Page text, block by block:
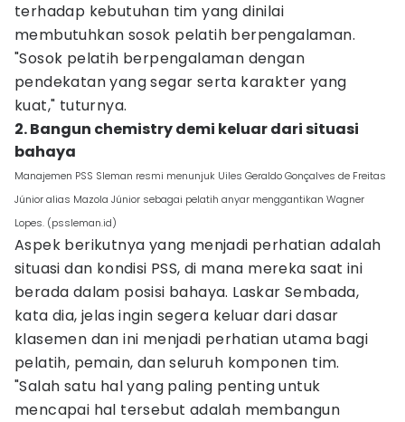
terhadap kebutuhan tim yang dinilai
membutuhkan sosok pelatih berpengalaman.
"Sosok pelatih berpengalaman dengan
pendekatan yang segar serta karakter yang
kuat," tuturnya.
2. Bangun chemistry demi keluar dari situasi
bahaya
Manajemen PSS Sleman resmi menunjuk Uiles Geraldo Gonçalves de Freitas
Júnior alias Mazola Júnior sebagai pelatih anyar menggantikan Wagner
Lopes. (pssleman.id)
Aspek berikutnya yang menjadi perhatian adalah
situasi dan kondisi PSS, di mana mereka saat ini
berada dalam posisi bahaya. Laskar Sembada,
kata dia, jelas ingin segera keluar dari dasar
klasemen dan ini menjadi perhatian utama bagi
pelatih, pemain, dan seluruh komponen tim.
"Salah satu hal yang paling penting untuk
mencapai hal tersebut adalah membangun